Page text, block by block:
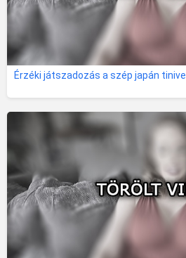
Érzéki játszadozás a szép japán tinivel